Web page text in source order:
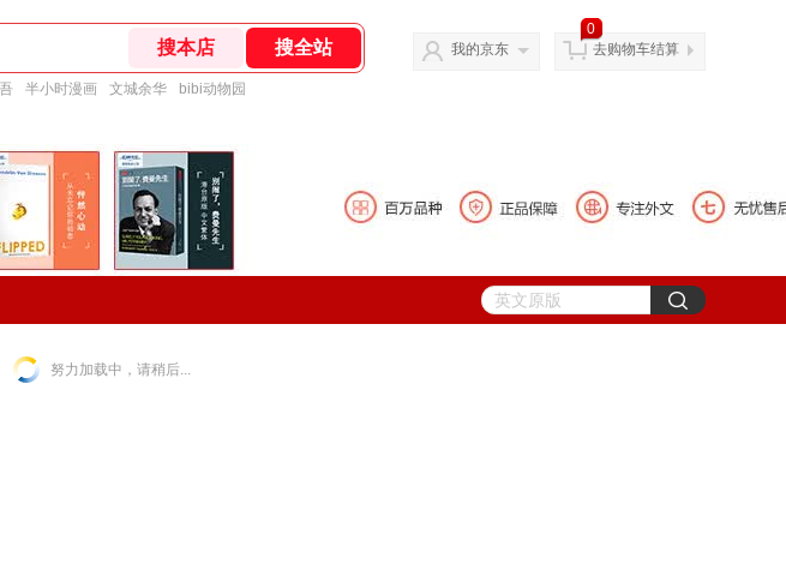
半小时漫画 文城余华 bibi动物园
我的京东
0
去购物车结算
努力加载中，请稍后...